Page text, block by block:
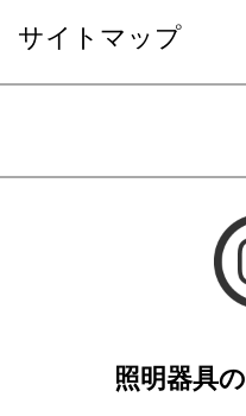
サイトマップ
照明器具